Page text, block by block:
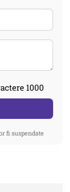
1000
fi suspendate